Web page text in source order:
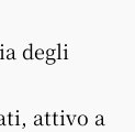
degli
attivo a